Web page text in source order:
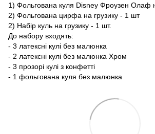
1) Фольгована куля Disney Фроузен Олаф
2) Фольгована цирфа на грузику - 1 шт
2) Набір куль на грузику - 1 шт.
До набору входять:
- 3 латексні кулі без малюнка
- 2 латексні кулі без малюнка Хром
- 3 прозорі кулі з конфетті
- 1 фольгована куля без малюнка